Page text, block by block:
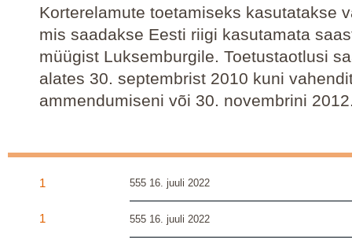
Korterelamute toetamiseks kasutatakse
mis saadakse Eesti riigi kasutamata
müügist Luksemburgile. Toetustaotlusi
alates 30. septembrist 2010 kuni
ammendumiseni või 30. novembrini
1 555 16. juuli 2022
1 555 16. juuli 2022